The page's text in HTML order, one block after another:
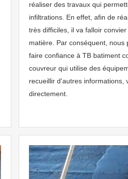
réaliser des travaux qui
infiltrations. En effet, afin de
très difficiles, il va falloir
matière. Par conséquent,
faire confiance à TB batiment
couvreur qui utilise des
recueillir d'autres informations,
directement.